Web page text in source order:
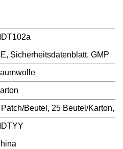
Sicherheitsdatenblatt, GMP
Patch/Beutel, 25 Beutel/Karton,